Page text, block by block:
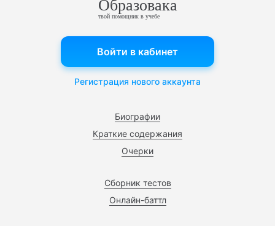
Образовака
твой помощник в учебе
Биографии
Краткие содержания
Очерки
Сборник тестов
Онлайн-баттл
Войти в кабинет
Регистрация нового аккаунта